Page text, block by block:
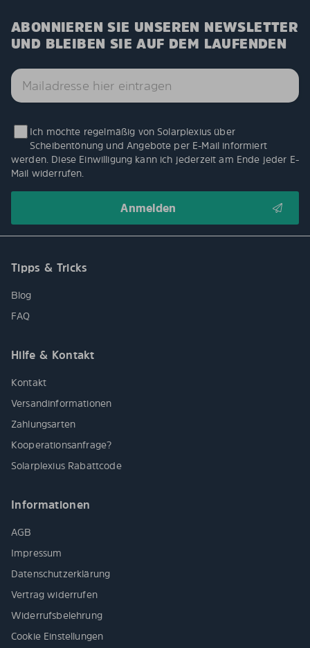
ABONNIEREN SIE UNSEREN NEWSLETTER
UND BLEIBEN SIE AUF DEM LAUFENDEN
Ich möchte regelmäßig von Solarplexius über
Scheibentönung und Angebote per E-Mail informiert
werden. Diese Einwilligung kann ich jederzeit am Ende jeder E-
Mail widerrufen.
Tipps & Tricks
Blog
FAQ
Hilfe & Kontakt
Kontakt
Versandinformationen
Zahlungsarten
Kooperationsanfrage?
Solarplexius Rabattcode
Informationen
AGB
Impressum
Datenschutzerklärung
Vertrag widerrufen
Widerrufsbelehrung
Cookie Einstellungen